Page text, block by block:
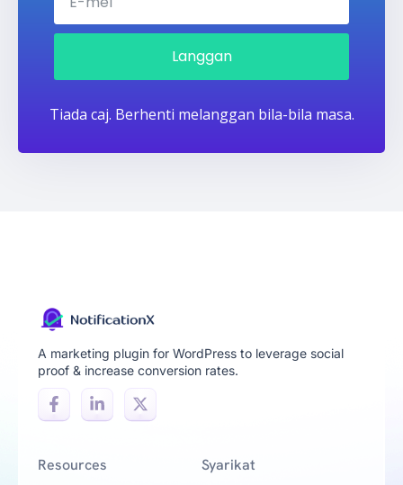
Langgan
Tiada caj. Berhenti melanggan bila-bila masa.
A marketing plugin for WordPress to leverage social
proof & increase conversion rates.
Resources Syarikat